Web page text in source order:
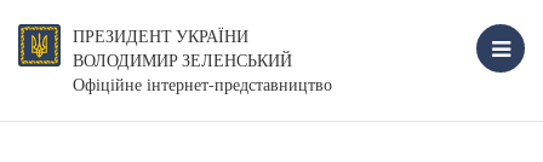
ПРЕЗИДЕНТ УКРАЇНИ
ВОЛОДИМИР ЗЕЛЕНСЬКИЙ
Офіційне інтернет-представництво